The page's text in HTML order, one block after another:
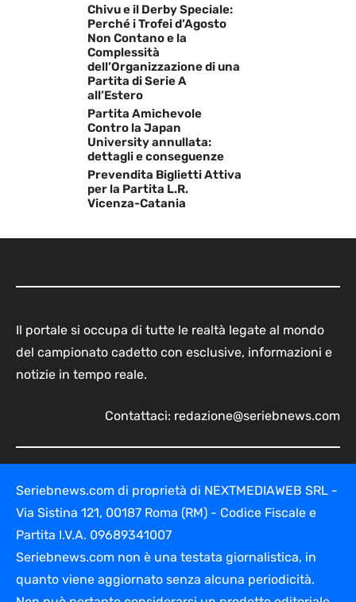
Chivu e il Derby Speciale:
Perché i Trofei d’Agosto
Non Contano e la
Complessità
dell’Organizzazione di una
Partita di Serie A
all’Estero
Partita Amichevole
Contro la Japan
University annullata:
dettagli e conseguenze
Prevendita Biglietti Attiva
per la Partita L.R.
Vicenza-Catania
Il portale si occupa di tutte le realtà legate al mondo
del campionato cadetto con esclusive, informazioni e
notizie in tempo reale.
Contattaci: redazione@seriebnews.com
Seriebnews.com di proprietà di NEXTMEDIAWEB SRL -
Via Sistina 121, 00187 Roma (RM) - Codice Fiscale e
Partita I.V.A. 09689341007
Seriebnews.com non è una testata giornalistica, in
quanto viene aggiornato senza alcuna periodicità.